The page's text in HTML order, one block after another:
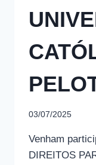
03/07/2025
Venham
DIREITOS